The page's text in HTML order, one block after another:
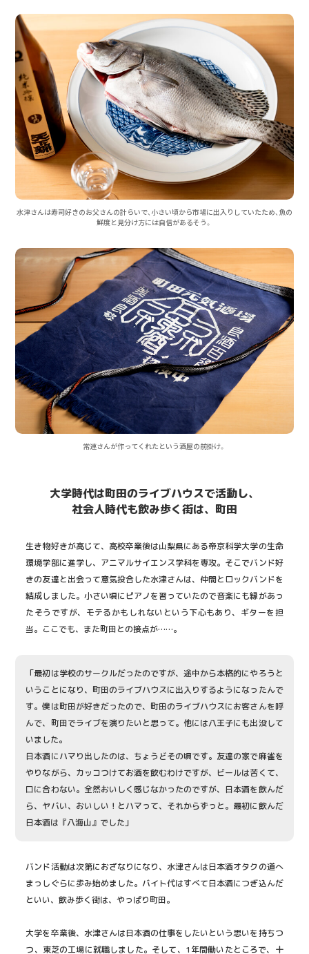
水津さんは寿司好きのお父さんの計らいで、小さい頃から市場に出入りしていたため、魚の
鮮度と見分け方には自信があるそう。
常連さんが作ってくれたという酒屋の前掛け。
大学時代は町田のライブハウスで活動し、
社会人時代も飲み歩く街は、町田
生き物好きが高じて、高校卒業後は山梨県にある帝京科学大学の生命
環境学部に進学し、アニマルサイエンス学科を専攻。そこでバンド好
きの友達と出会って意気投合した水津さんは、仲間とロックバンドを
結成しました。小さい頃にピアノを習っていたので音楽にも縁があっ
たそうですが、モテるかもしれないという下心もあり、ギターを担
当。ここでも、また町田との接点が……。
「最初は学校のサークルだったのですが、途中から本格的にやろうと
いうことになり、町田のライブハウスに出入りするようになったんで
す。僕は町田が好きだったので、町田のライブハウスにお客さんを呼
んで、町田でライブを演りたいと思って。他には八王子にも出没して
いました。
日本酒にハマり出したのは、ちょうどその頃です。友達の家で麻雀を
やりながら、カッコつけてお酒を飲むわけですが、ビールは苦くて、
口に合わない。全然おいしく感じなかったのですが、日本酒を飲んだ
ら、ヤバい、おいしい！とハマって、それからずっと。最初に飲んだ
日本酒は『八海山』でした」
バンド活動は次第におざなりになり、水津さんは日本酒オタクの道へ
まっしぐらに歩み始めました。バイト代はすべて日本酒につぎ込んだ
といい、飲み歩く街は、やっぱり町田。
大学を卒業後、水津さんは日本酒の仕事をしたいという思いを持ちつ
つ、東芝の工場に就職しました。そして、1年間働いたところで、十